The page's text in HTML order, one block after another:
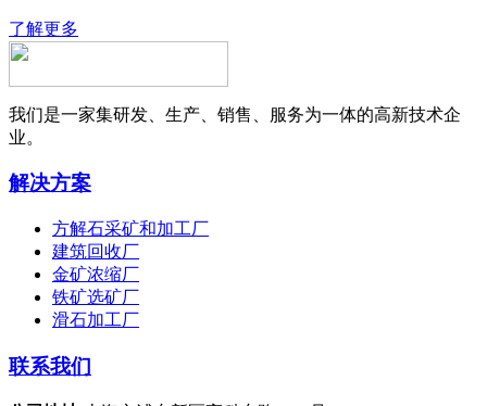
了解更多
我们是一家集研发、生产、销售、服务为一体的高新技术企
业。
解决方案
方解石采矿和加工厂
建筑回收厂
金矿浓缩厂
铁矿选矿厂
滑石加工厂
联系我们